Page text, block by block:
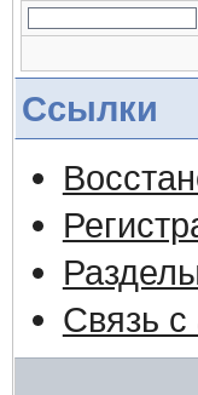
Ссылки
Связь